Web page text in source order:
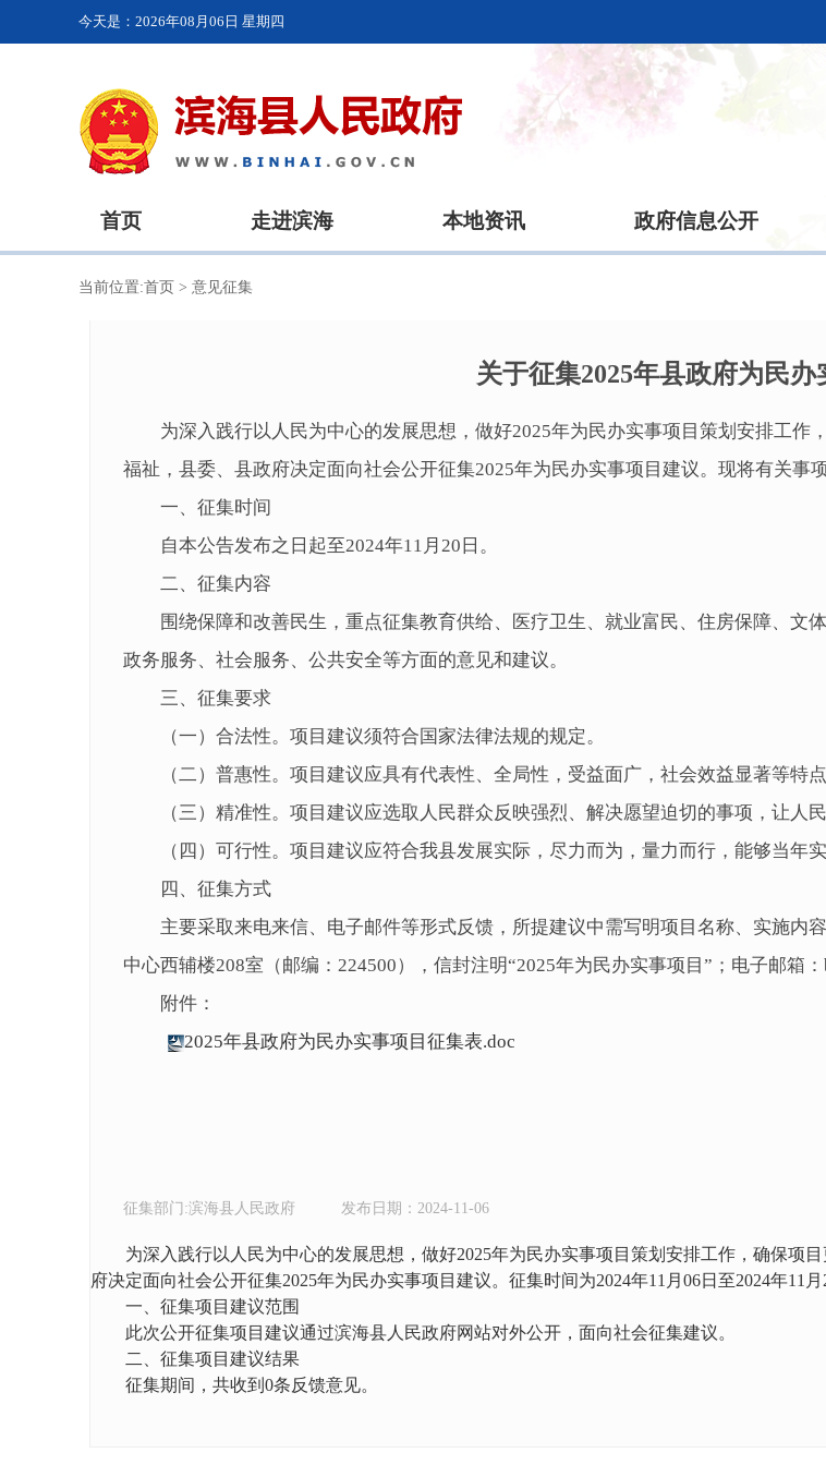
今天是： 2026年08月06日 星期四
首页 走进滨海 本地资讯 政府信息公开
当前位置:首页 > 意见征集
关于征集2025年县政府为民
为深入践行以人民为中心的发展思想，做好2025年为民办实事项目策划安排工
福祉，县委、县政府决定面向社会公开征集2025年为民办实事项目建议。现将有关事
一、征集时间
自本公告发布之日起至2024年11月20日。
二、征集内容
围绕保障和改善民生，重点征集教育供给、医疗卫生、就业富民、住房保障、文
政务服务、社会服务、公共安全等方面的意见和建议。
三、征集要求
（一）合法性。项目建议须符合国家法律法规的规定。
（二）普惠性。项目建议应具有代表性、全局性，受益面广，社会效益显著等特点
（三）精准性。项目建议应选取人民群众反映强烈、解决愿望迫切的事项，让人
（四）可行性。项目建议应符合我县发展实际，尽力而为，量力而行，能够当年
四、征集方式
主要采取来电来信、电子邮件等形式反馈，所提建议中需写明项目名称、实施内
中心西辅楼208室（邮编：224500），信封注明“2025年为民办实事项目”；电子邮箱
附件：
2025年县政府为民办实事项目征集表.doc
征集部门:滨海县人民政府 发布日期：2024-11-06
为深入践行以人民为中心的发展思想，做好2025年为民办实事项目策划安排工作，确保项
府决定面向社会公开征集2025年为民办实事项目建议。征集时间为2024年11月06日至2024年11
一、征集项目建议范围
此次公开征集项目建议通过滨海县人民政府网站对外公开，面向社会征集建议。
二、征集项目建议结果
征集期间，共收到0条反馈意见。